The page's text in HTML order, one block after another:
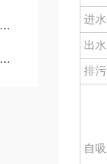
进
出
排
自